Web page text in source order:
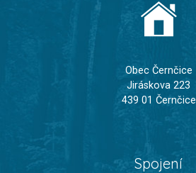
Obec Černčice
Jiráskova 223
439 01 Černčice
Spojení